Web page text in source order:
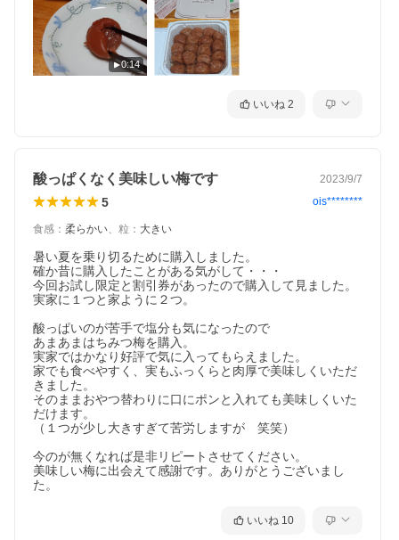
商 品 詳 細 (名称：調味梅干)
原材料名
梅、漬け原材料（糖類(高果糖液糖、粗糖)、食
塩、はちみつ、醸造酢）/酸味料、ビタミンＢ
１、香料、甘味料(スクラロース)
内容量
500g 原料原産地名
紀州(梅)
塩分
賞味期間
製造から5ヶ月
0:14
いいね 2
酸っぱくなく美味しい梅です 2023/9/7
5 ois********
食感 ： 柔らかい、 粒 ： 大きい
暑い夏を乗り切るために購入しました。
確か昔に購入したことがある気がして・・・
今回お試し限定と割引券があったので購入して見ました。
実家に１つと家ように２つ。
酸っぱいのが苦手で塩分も気になったので
あまあまはちみつ梅を購入。
実家ではかなり好評で気に入ってもらえました。
家でも食べやすく、実もふっくらと肉厚で美味しくいただ
きました。
そのままおやつ替わりに口にポンと入れても美味しくいた
だけます。
（１つが少し大きすぎて苦労しますが　笑笑）
今のが無くなれば是非リピートさせてください。
美味しい梅に出会えて感謝です。ありがとうございまし
た。
いいね 10